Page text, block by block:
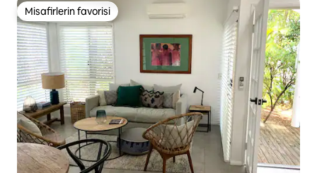
Misafirlerin favorisi
Misafirlerin favorisi